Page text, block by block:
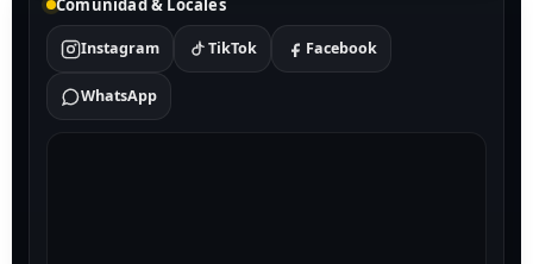
Comunidad & Locales
Instagram TikTok Facebook
WhatsApp